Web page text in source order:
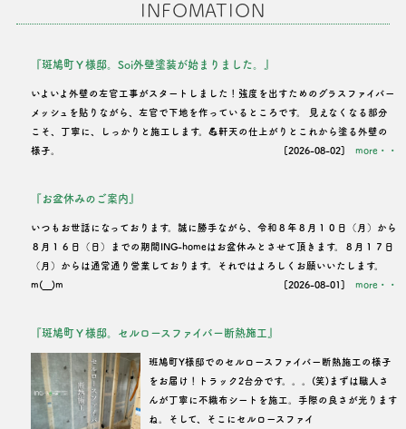
INFOMATION
『斑鳩町Ｙ様邸。Soi外壁塗装が始まりました。』
いよいよ外壁の左官工事がスタートしました！強度を出すためのグラスファイバー
メッシュを貼りながら、左官で下地を作っているところです。 見えなくなる部分
こそ、丁寧に、しっかりと施工します。💪軒天の仕上がりとこれから塗る外壁の
様子。 [2026-08-02] more・・
『お盆休みのご案内』
いつもお世話になっております。誠に勝手ながら、令和８年８月１０日（月）から
８月１６日（日）までの期間ING-homeはお盆休みとさせて頂きます。８月１７日
（月）からは通常通り営業しております。それではよろしくお願いいたします。
m(__)m [2026-08-01] more・・
『斑鳩町Ｙ様邸。セルロースファイバー断熱施工』
班鳩町Y様邸でのセルロースファイバー断熱施工の様子
をお届け！トラック2台分です。。。(笑)まずは職人さ
んが丁寧に不織布シートを施工。手際の良さが光ります
ね。そして、そこにセルロースファイ